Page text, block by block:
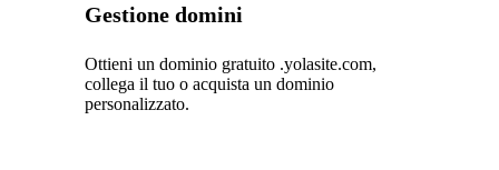
Gestione domini
Ottieni un dominio gratuito .yolasite.com,
collega il tuo o acquista un dominio
personalizzato.